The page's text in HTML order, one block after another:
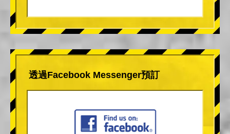
透過Facebook Messenger預訂